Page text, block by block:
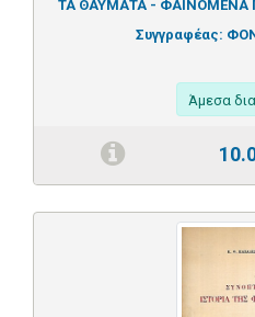
ΤΑ ΘΑΥΜΑΤΑ - ΦΑΙΝΟΜΕΝΑ
Συγγραφέας:
Άμεσα